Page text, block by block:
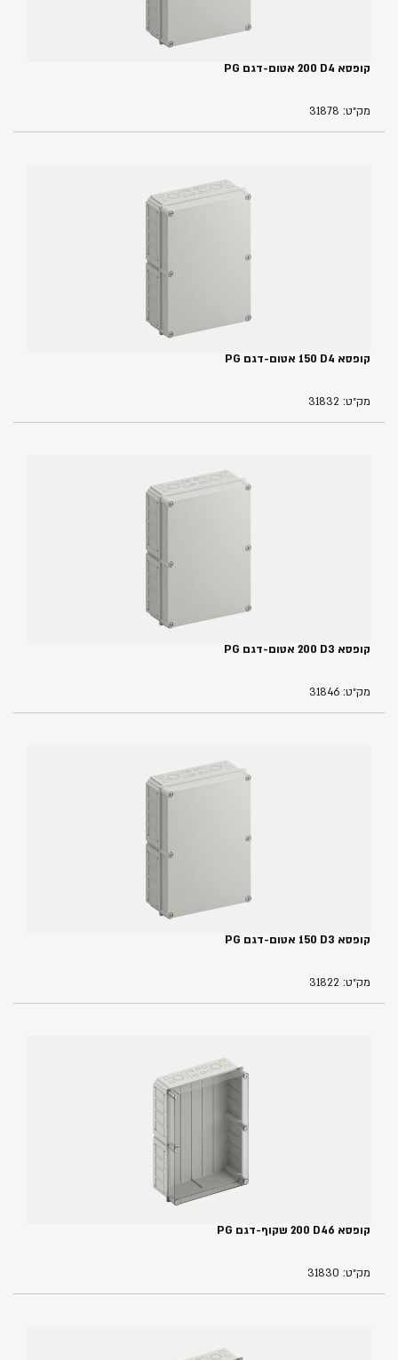
קופסא ‏4‏D‏ ‏200 אטום-דגם ‏PG
מק״ט: 31878
קופסא ‏4‏D‏ ‏150 אטום-דגם PG
מק״ט: 31832
קופסא ‏3‏D‏ ‏200 אטום-דגם PG
מק״ט: 31846
קופסא ‏3‏D‏ ‏150‏ אטום-דגם PG
מק״ט: 31822
קופסא ‏46‏D‏ ‏200 שקוף-דגם PG
מק״ט: 31830